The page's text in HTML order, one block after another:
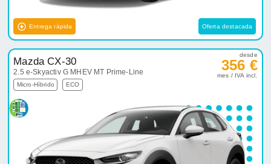
Entrega rápida Oferta destacada
Mazda CX-30
2.5 e-Skyactiv G MHEV MT Prime-Line
Micro-Híbrido ECO
desde
356 €
mes / IVA incl.